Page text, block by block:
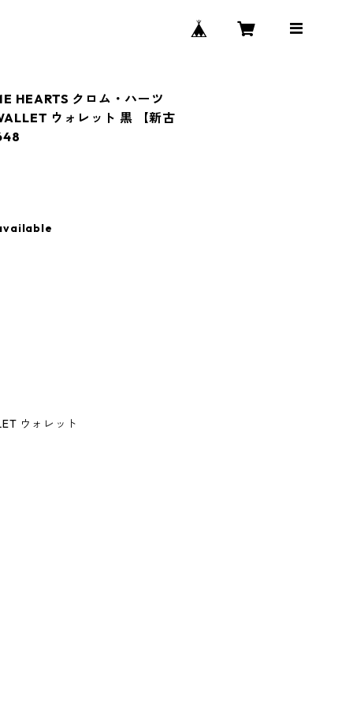
HEARTS クロム・ハーツ
ウォレット 黒 【新古
ウォレット